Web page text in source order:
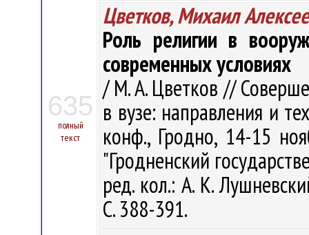
635
полный
текст
Цветков, Михаил
Роль религии в
современных условиях
/ М. А. Цветков //
в вузе: направления и
конф., Гродно, 14-15
"Гродненский
ред. кол.: А. К.
С. 388-391.